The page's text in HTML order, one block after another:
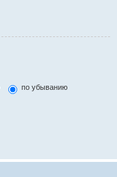
по убыванию